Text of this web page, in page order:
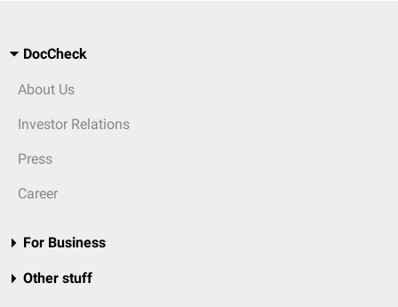
DocCheck
About Us
Investor Relations
Press
Career
For Business
Other stuff